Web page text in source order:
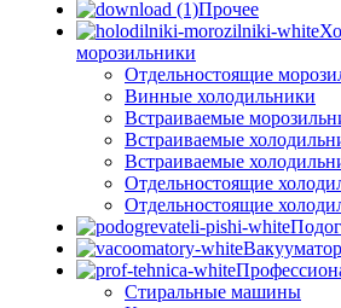
Прочее
морозильники
Отдельностоящие
Винные холодильники
Встраиваемые
Встраиваемые
Встраиваемые
Отдельностоящие
Отдельностоящие
Стиральные машины